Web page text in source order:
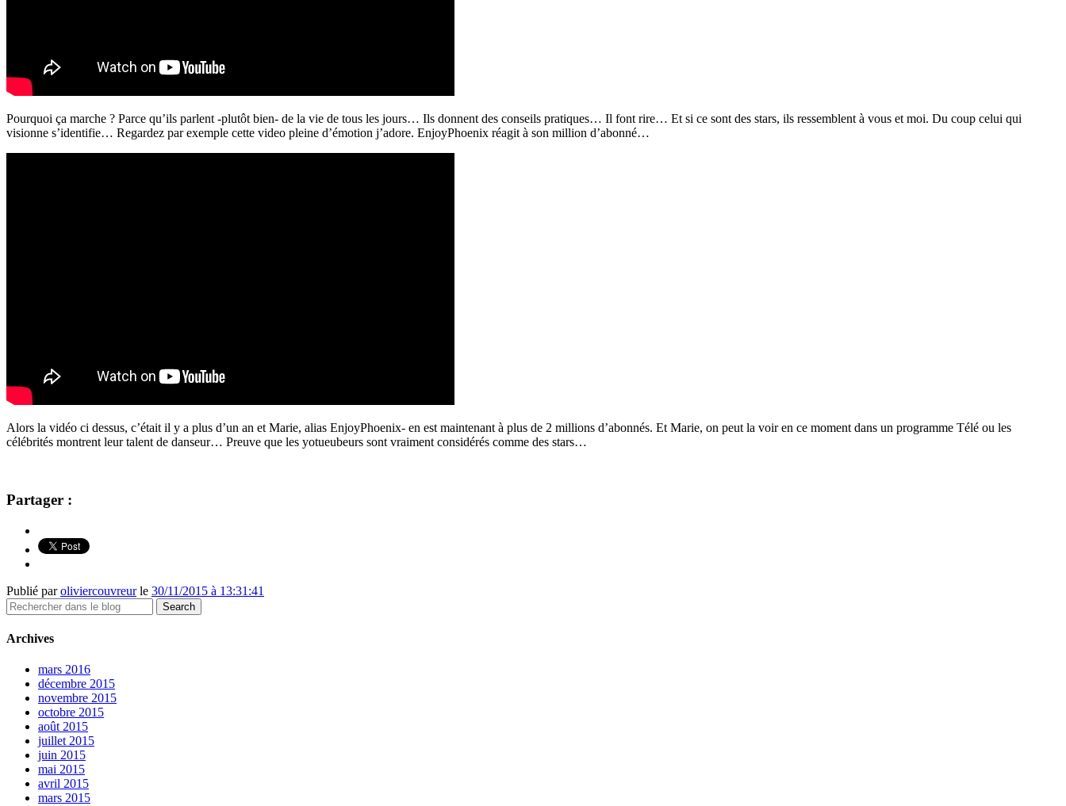
Pourquoi ça marche ? Parce qu’ils parlent -plutôt bien- de la vie de tous les jours… Ils donnent des conseils pratiques… Il font rire… Et si ce sont des stars, ils ressemblent à vous et moi. Du coup celui qui
visionne s’identifie… Regardez par exemple cette video pleine d’émotion j’adore. EnjoyPhoenix réagit à son million d’abonné…
Alors la vidéo ci dessus, c’était il y a plus d’un an et Marie, alias EnjoyPhoenix- en est maintenant à plus de 2 millions d’abonnés. Et Marie, on peut la voir en ce moment dans un programme Télé ou les
célébrités montrent leur talent de danseur… Preuve que les yotueubeurs sont vraiment considérés comme des stars…
Partager :
Publié paroliviercouvreurle 30/11/2015 à 13:31:41
Archives
mars 2016
décembre 2015
novembre 2015
octobre 2015
août 2015
juillet 2015
juin 2015
mai 2015
avril 2015
mars 2015